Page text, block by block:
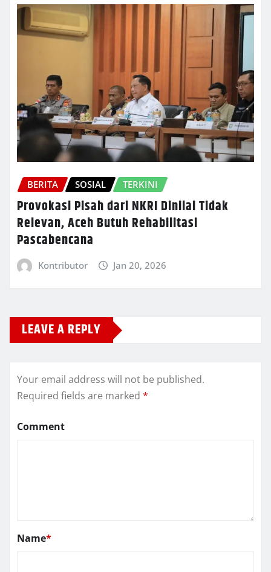
BERITA SOSIAL TERKINI
Provokasi Pisah dari NKRI Dinilai Tidak
Relevan, Aceh Butuh Rehabilitasi
Pascabencana
Kontributor Jan 20, 2026
LEAVE A REPLY
Your email address will not be published.
Required fields are marked *
Comment
Name*